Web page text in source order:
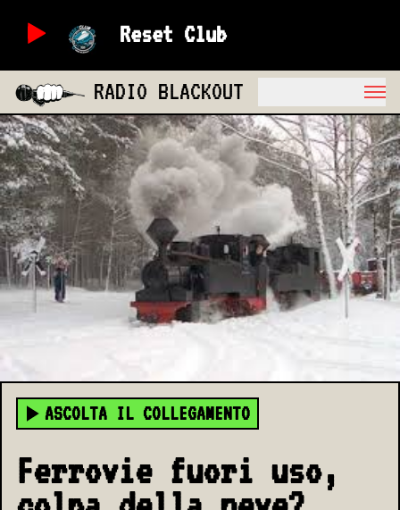
Reset Club
RADIO BLACKOUT
ASCOLTA IL COLLEGAMENTO
Ferrovie fuori uso,